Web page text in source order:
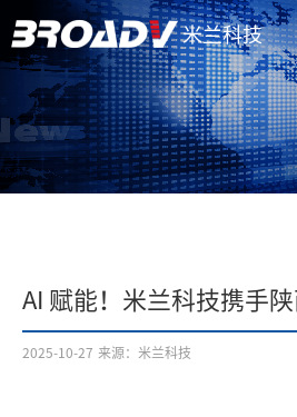
米兰科技
AI 赋能！米兰科技携手
2025-10-27 来源：米兰科技